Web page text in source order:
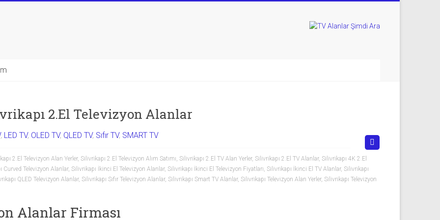
2.El Televizyon Alanlar
, LED TV, OLED TV, QLED TV, Sıfır TV, SMART TV
2.El Televizyon Alan Yerler, Silivrikapı 2.El Televizyon Alım Satımı, Silivrikapı 2.El TV Alan Yerler, Silivrikapı 2.El TV Alanlar, Silivrikapı 4K 2.El
Curved Televizyon Alanlar, Silivrikapı İkinci El Televizyon Alanlar, Silivrikapı İkinci El Televizyon Fiyatları, Silivrikapı İkinci El TV Alanlar, Silivrikapı
QLED Televizyon Alanlar, Silivrikapı Sıfır Televizyon Alanlar, Silivrikapı Smart TV Alanlar, Silivrikapı Televizyon Alan Yerler, Silivrikapı Televizyon
Alanlar Firması